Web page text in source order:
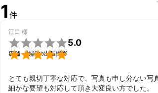
( 納期 ) 3週間程度
- - - - - - - - - - - - - - - -
◾️撮影に関しては
- - - - - - - - - - - - - - - -
基本的に
アシスタント：30代 女
で撮影致します。
1 件
江口 様


5.0
店舗・施設の出張撮影
とても親切丁寧な対応で、写真も申し分ない写
細かな要望も対応して頂き大変良い方でした。